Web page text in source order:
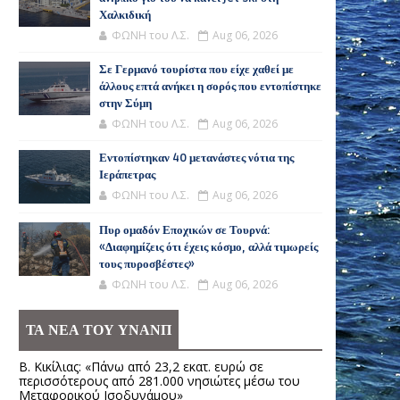
Χαλκιδική
ΦΩΝΗ του Λ.Σ. Aug 06, 2026
Σε Γερμανό τουρίστα που είχε χαθεί με
άλλους επτά ανήκει η σορός που εντοπίστηκε
στην Σύμη
ΦΩΝΗ του Λ.Σ. Aug 06, 2026
Εντοπίστηκαν 40 μετανάστες νότια της
Ιεράπετρας
ΦΩΝΗ του Λ.Σ. Aug 06, 2026
Πυρ ομαδόν Εποχικών σε Τουρνά:
«Διαφημίζεις ότι έχεις κόσμο, αλλά τιμωρείς
τους πυροσβέστες»
ΦΩΝΗ του Λ.Σ. Aug 06, 2026
ΤΑ ΝΕΑ ΤΟΥ ΥΝΑΝΠ
Β. Κικίλιας: «Πάνω από 23,2 εκατ. ευρώ σε
περισσότερους από 281.000 νησιώτες μέσω του
Μεταφορικού Ισοδυνάμου»